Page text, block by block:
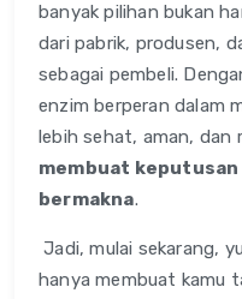
banyak pilihan bukan
dari pabrik, produsen,
sebagai pembeli.
enzim berperan dalam
lebih sehat, aman, dan
membuat keputusan
bermakna.
Jadi, mulai sekarang,
hanya membuat kamu